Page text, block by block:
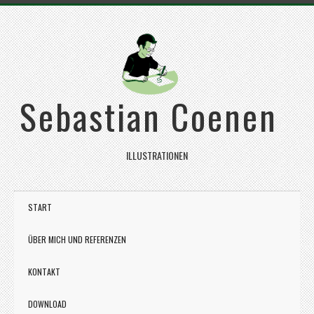
Sebastian Coenen
ILLUSTRATIONEN
START
ÜBER MICH UND REFERENZEN
KONTAKT
DOWNLOAD